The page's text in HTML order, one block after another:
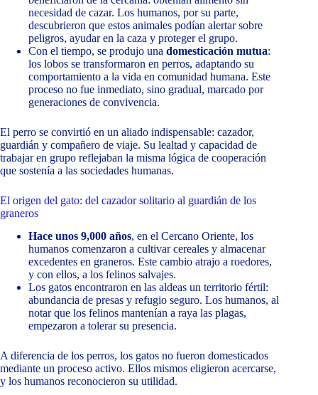
necesidad de cazar. Los humanos, por su parte,
descubrieron que estos animales podían alertar sobre
peligros, ayudar en la caza y proteger el grupo.
Con el tiempo, se produjo una domesticación mutua:
los lobos se transformaron en perros, adaptando su
comportamiento a la vida en comunidad humana. Este
proceso no fue inmediato, sino gradual, marcado por
generaciones de convivencia.
El perro se convirtió en un aliado indispensable: cazador,
guardián y compañero de viaje. Su lealtad y capacidad de
trabajar en grupo reflejaban la misma lógica de cooperación
que sostenía a las sociedades humanas.
El origen del gato: del cazador solitario al guardián de los
graneros
Hace unos 9,000 años, en el Cercano Oriente, los
humanos comenzaron a cultivar cereales y almacenar
excedentes en graneros. Este cambio atrajo a roedores,
y con ellos, a los felinos salvajes.
Los gatos encontraron en las aldeas un territorio fértil:
abundancia de presas y refugio seguro. Los humanos, al
notar que los felinos mantenían a raya las plagas,
empezaron a tolerar su presencia.
A diferencia de los perros, los gatos no fueron domesticados
mediante un proceso activo. Ellos mismos eligieron acercarse,
y los humanos reconocieron su utilidad.